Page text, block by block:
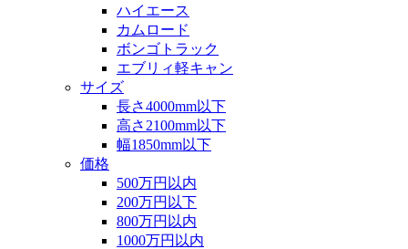
ハイエース
カムロード
ボンゴトラック
エブリィ軽キャン
サイズ
長さ4000mm以下
高さ2100mm以下
幅1850mm以下
価格
500万円以内
200万円以下
800万円以内
1000万円以内